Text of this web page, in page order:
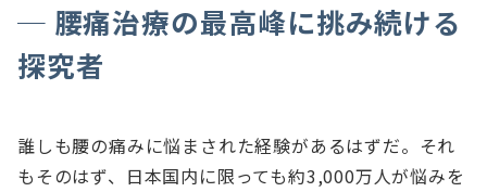
─ 腰痛治療の最高峰に挑み続ける
探究者
誰しも腰の痛みに悩まされた経験があるはずだ。それ
もそのはず、日本国内に限っても約3,000万人が悩みを